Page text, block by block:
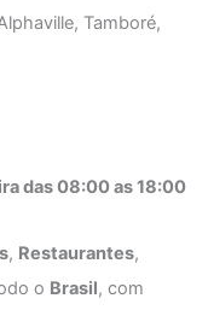
Tamboré,
das 08:00 as 18:00
, Restaurantes,
o Brasil, com